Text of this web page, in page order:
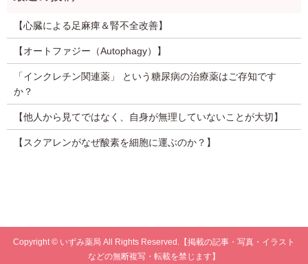
【心臓による足麻痺＆腎不全改善】
【オートファジー（Autophagy）】
「インクレチン関連薬」 という糖尿病の治療薬はご存知です
か？
【他人から見てではなく、自身が無理していないことが大切】
【スクアレンがなぜ酸素を細胞に運ぶのか？】
Copyright © いずみ薬局 All Rights Reserved.【掲載の記事・写真・イラスト
などの無断複写・転載を禁じます】